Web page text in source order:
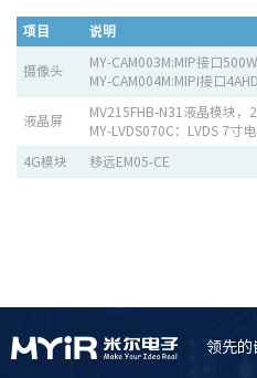
项目 说明
摄像头
MY-CAM003M:MIP接口
MY-CAM004M:MIPI接口
液晶屏
MV215FHB-N31液晶模块，
MY-LVDS070C：LVDS 7寸
4G模块 移远EM05-CE
领先的